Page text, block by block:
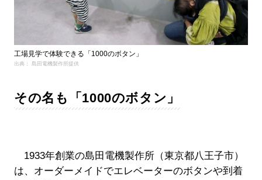
工場見学で体験できる「1000のボタン」
出典： 島田電機製作所提供
その名も「1000のボタン」
1933年創業の島田電機製作所（東京都八王子市）
は、オーダーメイドでエレベーターのボタンや到着